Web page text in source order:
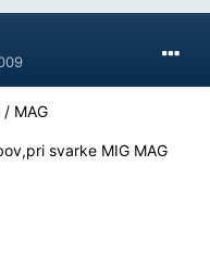
MAG
svarke MIG MAG